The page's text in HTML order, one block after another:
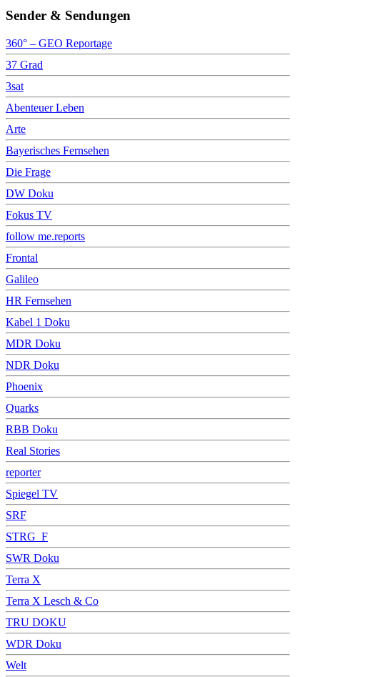
Sender & Sendungen
360° – GEO Reportage
37 Grad
3sat
Abenteuer Leben
Arte
Bayerisches Fernsehen
Die Frage
DW Doku
Fokus TV
follow me.reports
Frontal
Galileo
HR Fernsehen
Kabel 1 Doku
MDR Doku
NDR Doku
Phoenix
Quarks
RBB Doku
Real Stories
reporter
Spiegel TV
SRF
STRG_F
SWR Doku
Terra X
Terra X Lesch & Co
TRU DOKU
WDR Doku
Welt